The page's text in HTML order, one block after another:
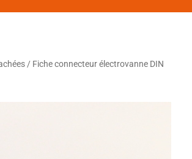
/ Fiche connecteur électrovanne DIN